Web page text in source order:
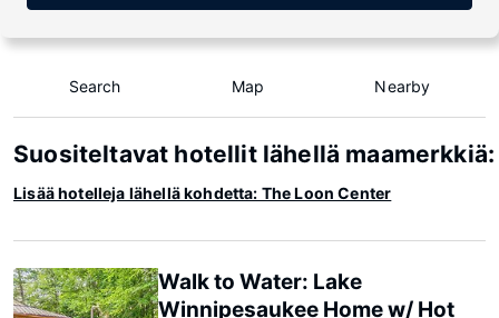
Search Map Nearby
Suositeltavat hotellit lähellä
Lisää hotelleja lähellä kohdetta: The Loon Center
Walk to Water: Lake
Winnipesaukee Home w/ Hot